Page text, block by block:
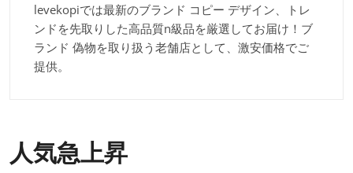
levekopiでは最新のブランド コピー デザイン、トレ
ンドを先取りした高品質n級品を厳選してお届け！ブ
ランド 偽物を取り扱う老舗店として、激安価格でご
提供。
人気急上昇